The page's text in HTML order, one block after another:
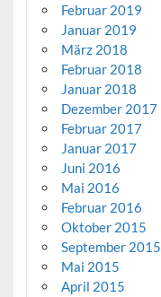
Februar 2019
Januar 2019
März 2018
Februar 2018
Januar 2018
Dezember 2017
Februar 2017
Januar 2017
Juni 2016
Mai 2016
Februar 2016
Oktober 2015
September 2015
Mai 2015
April 2015